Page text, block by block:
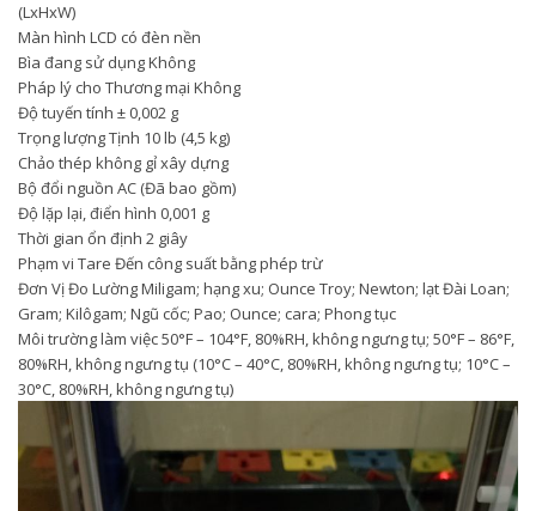
(LxHxW)
Màn hình LCD có đèn nền
Bìa đang sử dụng Không
Pháp lý cho Thương mại Không
Độ tuyến tính ± 0,002 g
Trọng lượng Tịnh 10 lb (4,5 kg)
Chảo thép không gỉ xây dựng
Bộ đổi nguồn AC (Đã bao gồm)
Độ lặp lại, điển hình 0,001 g
Thời gian ổn định 2 giây
Phạm vi Tare Đến công suất bằng phép trừ
Đơn Vị Đo Lường Miligam; hạng xu; Ounce Troy; Newton; lạt Đài Loan;
Gram; Kilôgam; Ngũ cốc; Pao; Ounce; cara; Phong tục
Môi trường làm việc 50°F – 104°F, 80%RH, không ngưng tụ; 50°F – 86°F,
80%RH, không ngưng tụ (10°C – 40°C, 80%RH, không ngưng tụ; 10°C –
30°C, 80%RH, không ngưng tụ)